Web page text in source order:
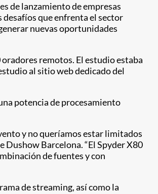
de lanzamiento de empresas
que enfrenta el sector
nuevas oportunidades
remotos. El estudio estaba
al sitio web dedicado del
potencia de procesamiento
y no queríamos estar limitados
Dushow Barcelona. “El Spyder X80
de fuentes y con
de streaming, así como la